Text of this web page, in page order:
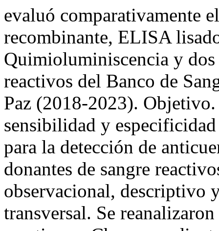
evaluó comparativamente
recombinante, ELISA
Quimioluminiscencia y
reactivos del Banco de
Paz (2018-2023).
sensibilidad y
para la detección de
donantes de sangre
observacional, descriptivo
transversal. Se